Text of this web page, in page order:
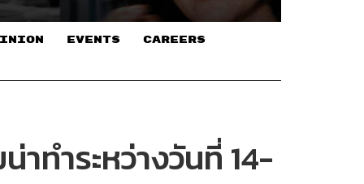
EVENTS CAREERS
าทำระหว่างวันที่ 14-